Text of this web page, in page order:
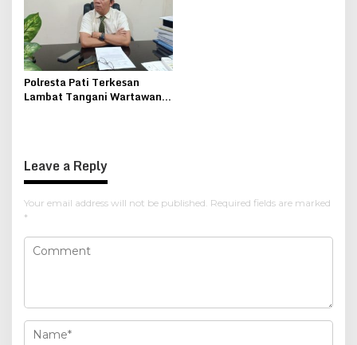
Polresta Pati Terkesan
Lambat Tangani Wartawan
Leave a Reply
Your email address will not be published. Required fields are marked
*